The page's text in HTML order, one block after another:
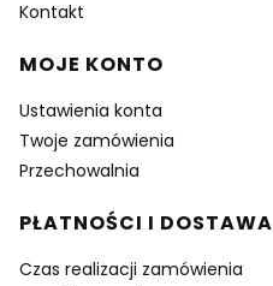
Kontakt
MOJE KONTO
Ustawienia konta
Twoje zamówienia
Przechowalnia
PŁATNOŚCI I DOSTAWA
Czas realizacji zamówienia